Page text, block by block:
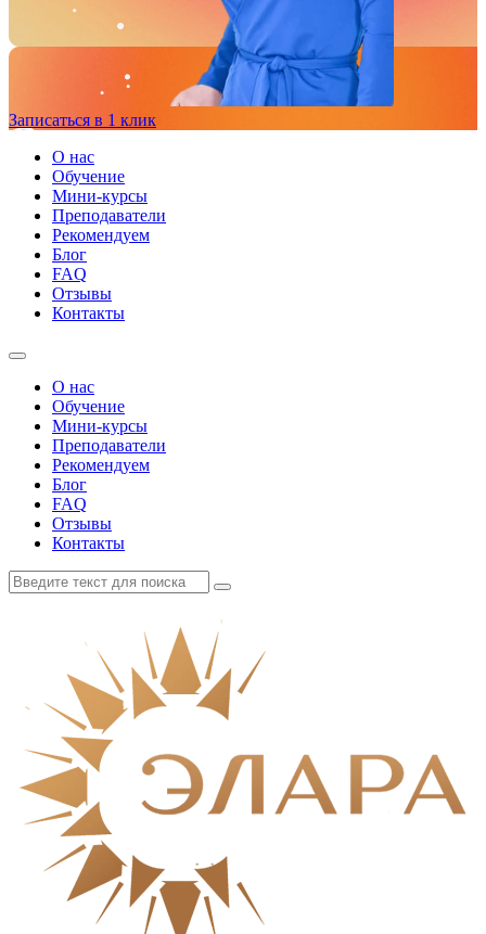
Записаться в 1 клик
О нас
Обучение
Мини-курсы
Преподаватели
Рекомендуем
Блог
FAQ
Отзывы
Контакты
О нас
Обучение
Мини-курсы
Преподаватели
Рекомендуем
Блог
FAQ
Отзывы
Контакты